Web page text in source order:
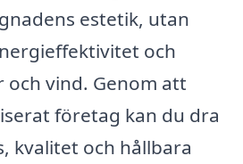
estetik, utan
och
och vind. Genom att
företag kan du dra
kvalitet och hållbara